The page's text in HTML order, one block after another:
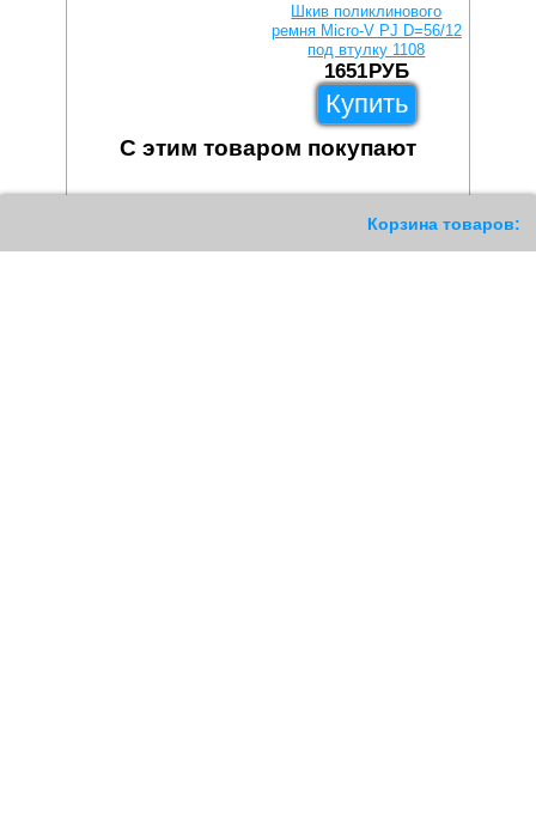
Корзина товаров:
Шкив поликлинового
ремня Micro-V PJ D=56/12
под втулку 1108
1651РУБ
Купить
С этим товаром покупают